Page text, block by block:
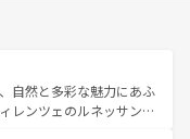
自然と多彩な魅力にあふ
レンツェのルネッサンス